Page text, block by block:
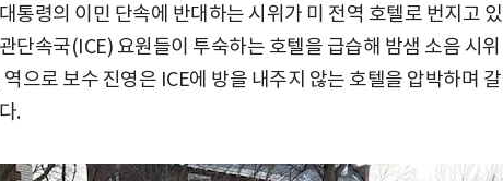
통령의 이민 단속에 반대하는 시위가 미 전역 호텔로 번지고 있
단속국(ICE) 요원들이 투숙하는 호텔을 급습해 밤샘 소음 시위
으로 보수 진영은 ICE에 방을 내주지 않는 호텔을 압박하며 갈
.